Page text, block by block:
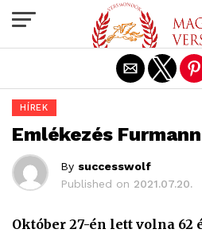
HÍREK
Emlékezés
By successwolf
Published on 2021.07.20.
Október 27-én lett volna 62
Exit mobile